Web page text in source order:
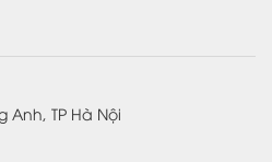
Anh, TP Hà Nội